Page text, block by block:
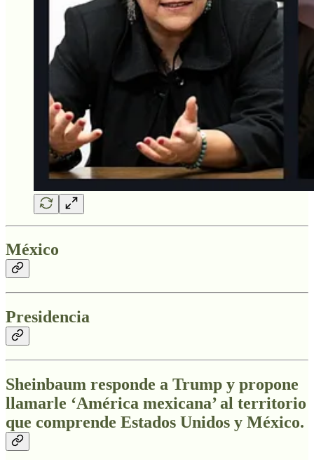
México
Presidencia
Sheinbaum responde a Trump y propone
llamarle ‘América mexicana’ al territorio
que comprende Estados Unidos y México.